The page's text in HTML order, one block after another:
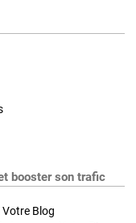
booster son trafic
Votre Blog